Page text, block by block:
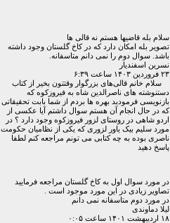
سلام بله قاضیها هستم نه قالی ها
تصویر بله امکان دارد که در کاخ گلستان وجود داشته
باشد. سوال دوم را نمی دانم متاسفانه.
نسرین اسفندیار
۲۳ فروردين ۱۴۰۳ ساعت ۶:۳۹
سلام خانم قالی‌های بزرگوار وقتتون بخیر از کتاب
دستنوشته های ناصرالدین شاه به فیروزکوه که
بازنویسی فرمودید بهره ها بردم از شما بابت تحقیقاتی
که در حال انجام آن هستم سوال داشتم آیا عکسی از
اردو شاهی در روستای لزور فیروزکوه وجود دارد ؟ در
مورد سلیم بیک یاور لزوری که یکی از نظامیان حکومت
ناصری بوده به چه کتابی می تونم مراجعه کنم لطفا
پاسخ دهید
در مورد سوال اول به کاخ گلستان مراجعه فرمایید
تصاویر زیادی در این مورد موجود است .
در مورد دوم متاسفانه نمی دانم
لیلا دماوندی
۱۸ ارديبهشت ۱۴۰۱ ساعت ۰:۰۵